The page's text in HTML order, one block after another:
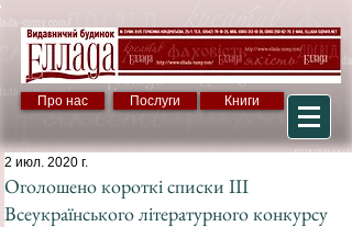
Про нас Послуги Книги
Оголошено короткі списки ІІІ
Всеукраїнського літературного конкурсу
2 июл. 2020 г.